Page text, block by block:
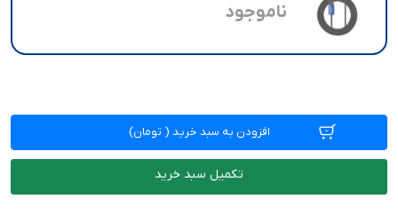
ناموجود
افزودن به سبد خرید ( تومان)
تکمیل سبد خرید